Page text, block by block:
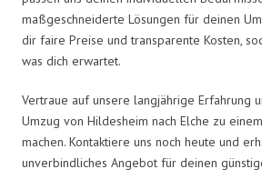
maßgeschneiderte Lösungen für deinen
dir faire Preise und transparente Kosten,
was dich erwartet.
Vertraue auf unsere langjährige Erfahrung
Umzug von Hildesheim nach Elche zu
machen. Kontaktiere uns noch heute und
unverbindliches Angebot für deinen